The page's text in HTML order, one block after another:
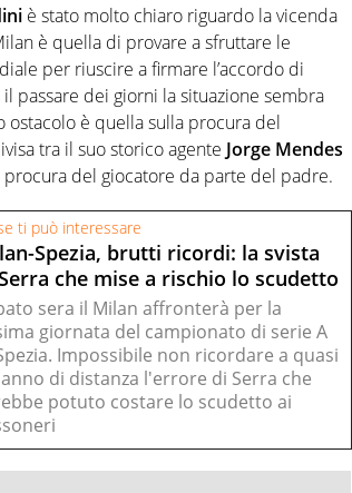
è stato molto chiaro riguardo la vicenda
è quella di provare a sfruttare le
per riuscire a firmare l’accordo di
passare dei giorni la situazione sembra
è quella sulla procura del
tra il suo storico agente Jorge Mendes
procura del giocatore da parte del padre.
ti può interessare
Spezia, brutti ricordi: la svista
che mise a rischio lo scudetto
sera il Milan affronterà per la
giornata del campionato di serie A
Impossibile non ricordare a quasi
di distanza l'errore di Serra che
potuto costare lo scudetto ai